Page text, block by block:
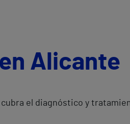
Alicante
el diagnóstico y